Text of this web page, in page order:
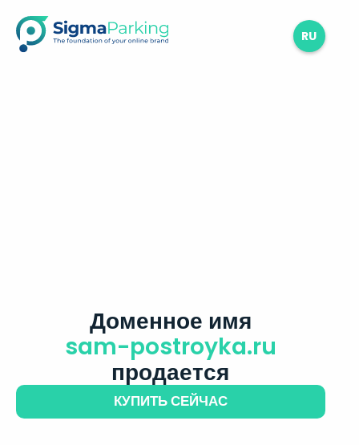
RU
Доменное имя
sam-postroyka.ru
продается
КУПИТЬ СЕЙЧАС